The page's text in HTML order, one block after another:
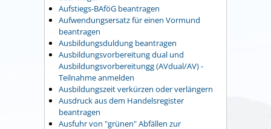
Aufstiegs-BAföG beantragen
Aufwendungsersatz für einen Vormund
beantragen
Ausbildungsduldung beantragen
Ausbildungsvorbereitung dual und
Ausbildungsvorbereitungg (AVdual/AV) -
Teilnahme anmelden
Ausbildungszeit verkürzen oder verlängern
Ausdruck aus dem Handelsregister
beantragen
Ausfuhr von "grünen" Abfällen zur